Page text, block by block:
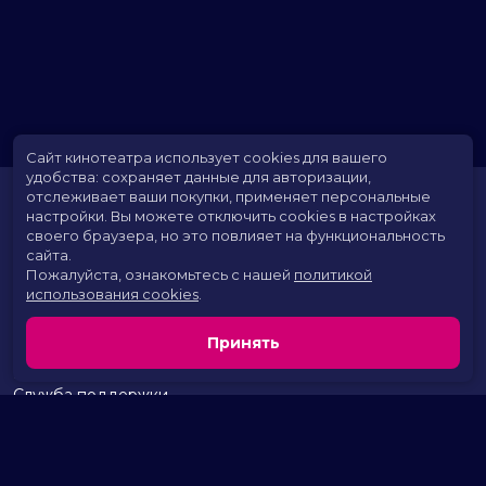
Расписание
Скоро в кино
Территория развлечений
Новости и акции
Служба поддержки
Сайт кинотеатра использует cookies для вашего
удобства: сохраняет данные для авторизации,
отслеживает ваши покупки, применяет персональные
настройки. Вы можете отключить cookies в настройках
своего браузера, но это повлияет на функциональность
сайта.
Пожалуйста, ознакомьтесь с нашей политикой
использования cookies
Принять